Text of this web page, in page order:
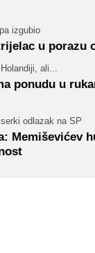
izgubio
u porazu
ali...
ponudu u
odlazak na SP
Memiševićev